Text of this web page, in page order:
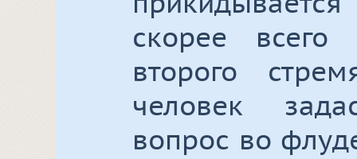
скорее
второго
человек
вопрос во